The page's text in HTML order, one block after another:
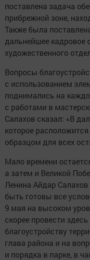
поставлена задача
прибрежной зоне,
Также была
дальнейшее кадровое
художественного
Вопросы
с использованием
поднимались на
с работами в
Салахов сказал: «В
которое
образцом для всех
Мало времени
а затем и Великой
Ленина Айдар
быть готовы все
9 мая на высоком
скорее провести
благоустройству
глава района и на
и порядка в парке, в